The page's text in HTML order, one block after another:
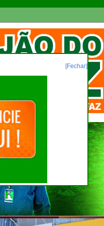
[Fechar]